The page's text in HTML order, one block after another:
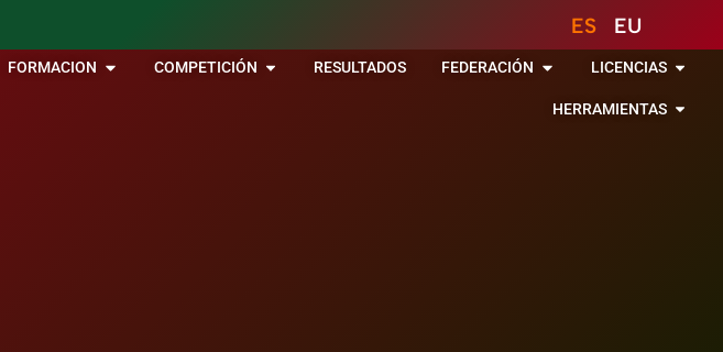
ES EU
FORMACION COMPETICIÓN RESULTADOS FEDERACIÓN LICENCIAS
HERRAMIENTAS